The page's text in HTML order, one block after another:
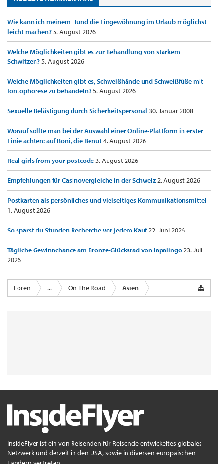
Wie kann ich meinem Hund die Eingewöhnung im Urlaub möglichst
leicht machen?5. August 2026
Welche Möglichkeiten gibt es zur Behandlung von starkem
Schwitzen?5. August 2026
Welche Möglichkeiten gibt es, Schweißhände und Schweißfüße mit
Iontophorese zu behandeln?5. August 2026
Sexuelle Belästigung durch Sicherheitspersonal 30. Januar 2008
Worauf sollte man bei der Auswahl einer Online-Plattform in erster
Linie achten: auf Boni, die Benut4. August 2026
Real girls from your postcode3. August 2026
Empfehlungen für Casinovergleiche in der Schweiz2. August 2026
Postkarten als persönliches und vielseitiges Kommunikationsmittel
1. August 2026
So sparst du Stunden Recherche vor jedem Kauf22. Juni 2026
Tägliche Gewinnchance am Bronze-Glücksrad von lapalingo23. Juli
2026
Foren ... On The Road Asien
InsideFlyer ist ein von Reisenden für Reisende entwickeltes globales
Netzwerk und derzeit in den USA, sowie in diversen europäischen